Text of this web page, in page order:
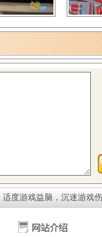
度游戏益脑，沉迷游戏